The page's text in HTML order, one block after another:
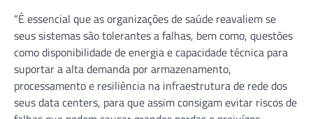
“É essencial que as organizações de saúde reavaliem se
seus sistemas são tolerantes a falhas, bem como, questões
como disponibilidade de energia e capacidade técnica para
suportar a alta demanda por armazenamento,
processamento e resiliência na infraestrutura de rede dos
seus data centers, para que assim consigam evitar riscos de